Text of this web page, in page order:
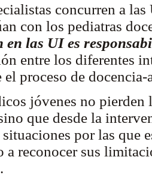
concurren a
con los pediatras
en las UI es
entre los diferentes
el proceso de
jóvenes no
que desde la
situaciones por las que
a reconocer sus